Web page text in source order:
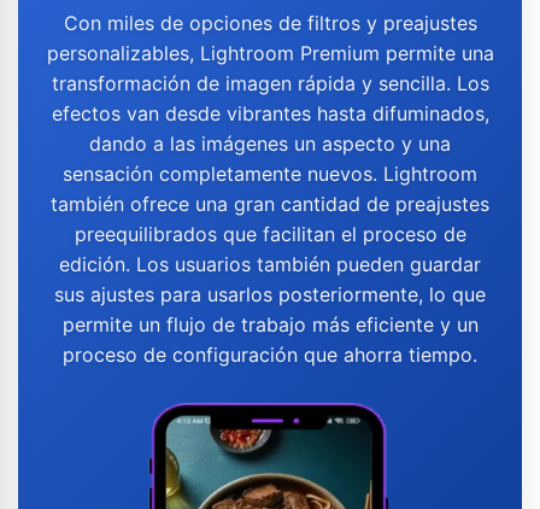
Con miles de opciones de filtros y preajustes
personalizables, Lightroom Premium permite una
transformación de imagen rápida y sencilla. Los
efectos van desde vibrantes hasta difuminados,
dando a las imágenes un aspecto y una
sensación completamente nuevos. Lightroom
también ofrece una gran cantidad de preajustes
preequilibrados que facilitan el proceso de
edición. Los usuarios también pueden guardar
sus ajustes para usarlos posteriormente, lo que
permite un flujo de trabajo más eficiente y un
proceso de configuración que ahorra tiempo.